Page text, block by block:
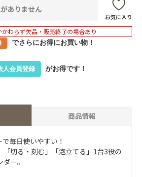
お気に入り
ありません
わらず欠品・販売終了の場合あり
でさらにお得にお買い物！
人会員登録 がお得です！
商品情報
毎日使いやすい！
「切る・刻む」「泡立てる」1台3役の
ー。